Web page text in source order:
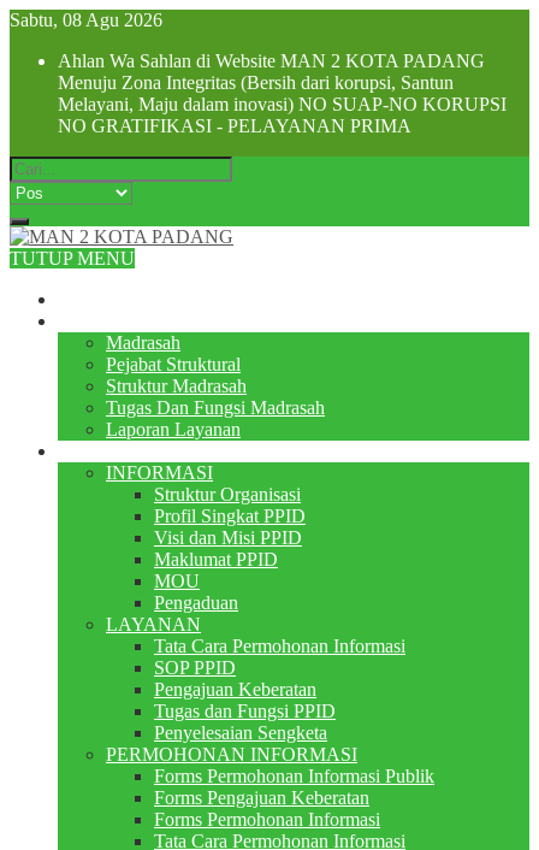
Sabtu, 08 Agu 2026
Ahlan Wa Sahlan di Website MAN 2 KOTA PADANG
Menuju Zona Integritas (Bersih dari korupsi, Santun
Melayani, Maju dalam inovasi) NO SUAP-NO KORUPSI
NO GRATIFIKASI - PELAYANAN PRIMA
TUTUP MENU
Madrasah
Pejabat Struktural
Struktur Madrasah
Tugas Dan Fungsi Madrasah
Laporan Layanan
INFORMASI
Struktur Organisasi
Profil Singkat PPID
Visi dan Misi PPID
Maklumat PPID
MOU
Pengaduan
LAYANAN
Tata Cara Permohonan Informasi
SOP PPID
Pengajuan Keberatan
Tugas dan Fungsi PPID
Penyelesaian Sengketa
PERMOHONAN INFORMASI
Forms Permohonan Informasi Publik
Forms Pengajuan Keberatan
Forms Permohonan Informasi
Tata Cara Permohonan Informasi